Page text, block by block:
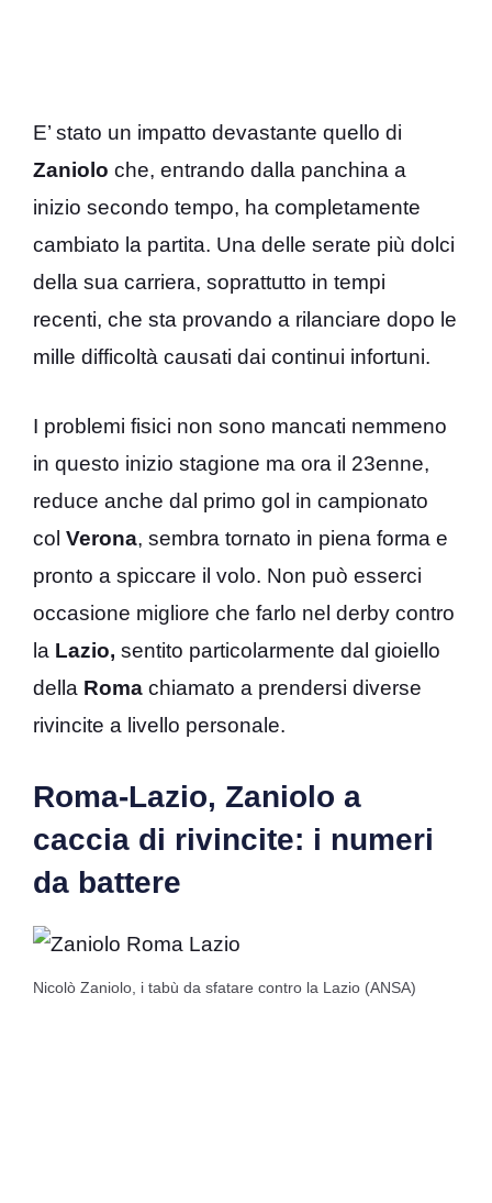
E’ stato un impatto devastante quello di
Zaniolo che, entrando dalla panchina a
inizio secondo tempo, ha completamente
cambiato la partita. Una delle serate più dolci
della sua carriera, soprattutto in tempi
recenti, che sta provando a rilanciare dopo le
mille difficoltà causati dai continui infortuni.
I problemi fisici non sono mancati nemmeno
in questo inizio stagione ma ora il 23enne,
reduce anche dal primo gol in campionato
col Verona, sembra tornato in piena forma e
pronto a spiccare il volo. Non può esserci
occasione migliore che farlo nel derby contro
la Lazio, sentito particolarmente dal gioiello
della Roma chiamato a prendersi diverse
rivincite a livello personale.
Roma-Lazio, Zaniolo a
caccia di rivincite: i numeri
da battere
Nicolò Zaniolo, i tabù da sfatare contro la Lazio (ANSA)